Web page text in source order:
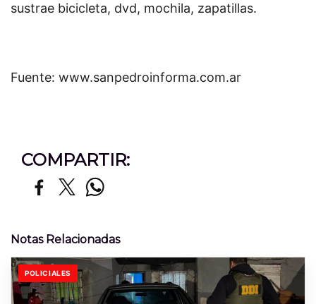
sustrae bicicleta, dvd, mochila, zapatillas.
Fuente: www.sanpedroinforma.com.ar
COMPARTIR:
Notas Relacionadas
POLICIALES